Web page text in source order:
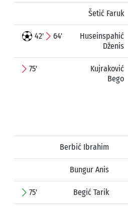
Šetić Faruk
42' 64'
Huseinspahić
Dženis
75'
Kujraković
Bego
Berbić Ibrahim
Bungur Anis
75' Begić Tarik